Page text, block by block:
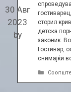
30 Авг
2023
by
сторил
детска
законик.
Гостивар,
снимајќи